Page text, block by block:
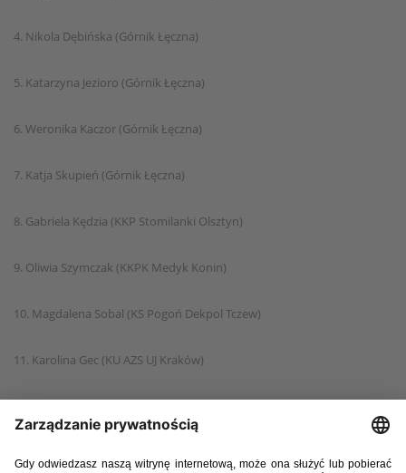
4. Nikola Dębińska (Górnik Łęczna)
5. Katarzyna Jezioro (Górnik Łęczna)
6. Weronika Kaczor (Górnik Łęczna)
7. Katja Skupień (Górnik Łęczna)
8. Gabriela Kędzia (KKP Stomilanki Olsztyn)
9. Oliwia Szymczak (KKPK Medyk Konin)
10. Magdalena Sobal (KS Pogoń Dekpol Tczew)
11. Karolina Gec (KU AZS UJ Kraków)